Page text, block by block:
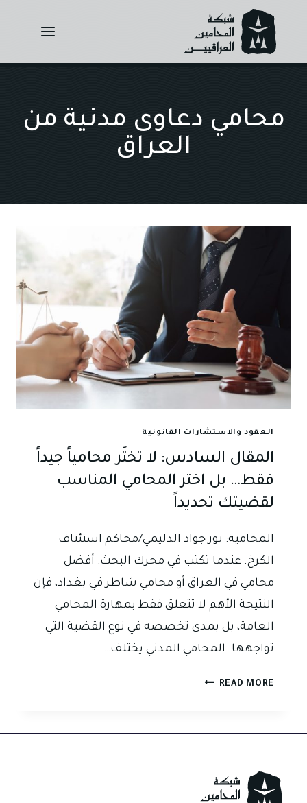
content
محامي دعاوى مدنية من
العراق
العقود والاستشارات القانونية
المقال السادس: لا تختَر محامياً جيداً
فقط… بل اختر المحامي المناسب
لقضيتك تحديداً
المحامية: نور جواد الدليمي/محاكم استئناف
الكرخ. عندما تكتب في محرك البحث: أفضل
محامي في العراق أو محامي شاطر في بغداد، فإن
النتيجة الأهم لا تتعلق فقط بمهارة المحامي
العامة، بل بمدى تخصصه في نوع القضية التي
تواجهها. المحامي المدني يختلف…
READ MORE المقال
تختَر
فقط…
بل